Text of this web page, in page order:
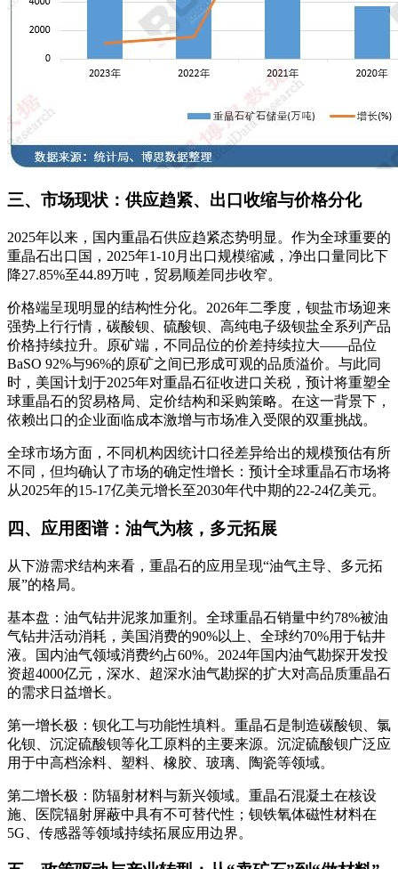
三、市场现状：供应趋紧、出口收缩与价格分化
2025年以来，国内重晶石供应趋紧态势明显 。作为全球重要的
重晶石出口国，2025年1-10月出口规模缩减，净出口量同比下
降27.85%至44.89万吨，贸易顺差同步收窄。
价格端呈现明显的结构性分化。2026年二季度，钡盐市场迎来
强势上行行情，碳酸钡、硫酸钡、高纯电子级钡盐全系列产品
价格持续拉升。原矿端，不同品位的价差持续拉大——品位
BaSO 92%与96%的原矿之间已形成可观的品质溢价。与此同
时，美国计划于2025年对重晶石征收进口关税，预计将重塑全
球重晶石的贸易格局、定价结构和采购策略。在这一背景下，
依赖出口的企业面临成本激增与市场准入受限的双重挑战。
全球市场方面，不同机构因统计口径差异给出的规模预估有所
不同，但均确认了市场的确定性增长：预计全球重晶石市场将
从2025年的15-17亿美元增长至2030年代中期的22-24亿美元。
四、应用图谱：油气为核，多元拓展
从下游需求结构来看，重晶石的应用呈现“油气主导、多元拓
展”的格局。
基本盘：油气钻井泥浆加重剂 。全球重晶石销量中约78%被油
气钻井活动消耗 ，美国消费的90%以上、全球约70%用于钻井
液。国内油气领域消费约占60%。2024年国内油气勘探开发投
资超4000亿元 ，深水、超深水油气勘探的扩大对高品质重晶石
的需求日益增长。
第一增长极：钡化工与功能性填料。重晶石是制造碳酸钡、氯
化钡、沉淀硫酸钡等化工原料的主要来源。沉淀硫酸钡广泛应
用于中高档涂料、塑料、橡胶、玻璃、陶瓷等领域。
第二增长极：防辐射材料与新兴领域。重晶石混凝土在核设
施、医院辐射屏蔽中具有不可替代性 ；钡铁氧体磁性材料在
5G、传感器等领域持续拓展应用边界。